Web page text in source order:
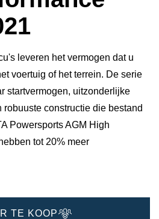
leveren het vermogen dat u
voertuig of het terrein. De serie
startvermogen, uitzonderlijke
constructie die bestand
Powersports AGM High
tot 20% meer
TE KOOP